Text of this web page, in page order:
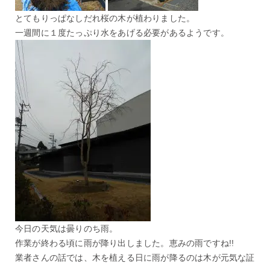
とてもりっぱなしだれ桜の木が植わりました。
一週間に１度たっぷり水をあげる必要があるようです。
今日の天気は曇りのち雨。
作業が終わる頃に雨が降り出しました。恵みの雨ですね!!
業者さんの話では、木を植える日に雨が降るのは木が元気な証